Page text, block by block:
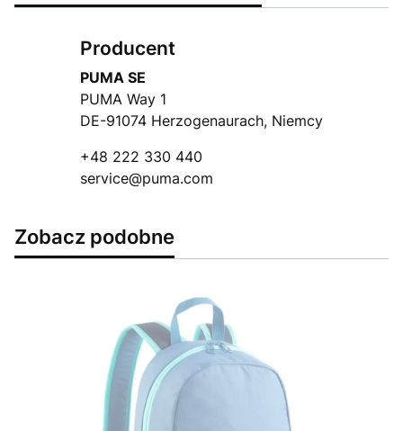
Producent
PUMA SE
PUMA Way 1
DE-91074 Herzogenaurach, Niemcy
+48 222 330 440
service@puma.com
Zobacz podobne